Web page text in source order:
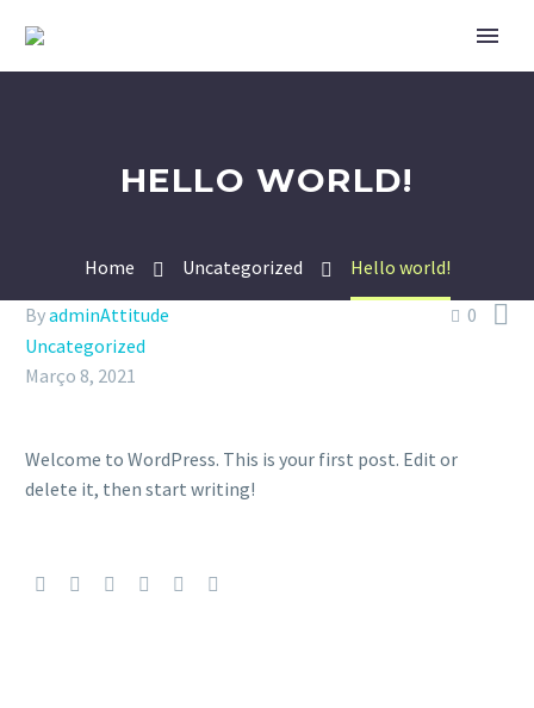
HELLO WORLD!
Home Uncategorized
Hello world!
0

ByadminAttitude
Uncategorized
Março 8, 2021
Welcome to WordPress. This is your first post. Edit or
delete it, then start writing!